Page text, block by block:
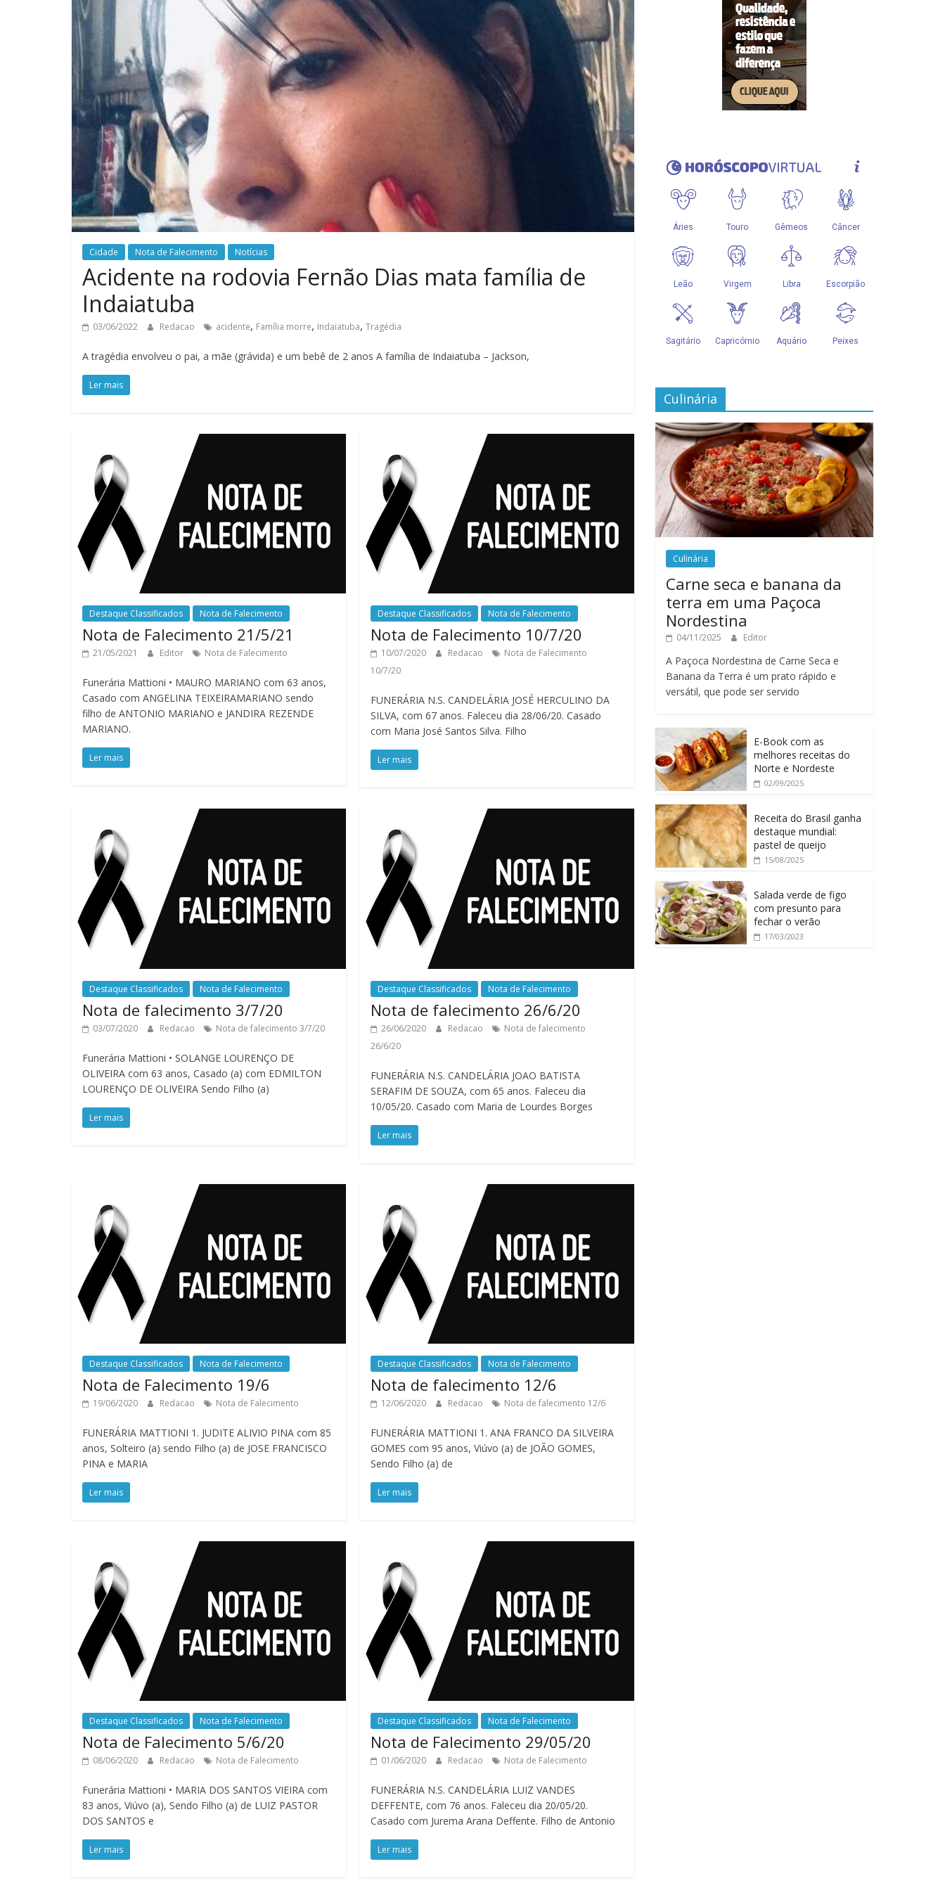
Cidade Nota de Falecimento Notícias
Acidente na rodovia Fernão Dias mata família de
Indaiatuba
03/06/2022 Redacao acidente, Família morre, Indaiatuba, Tragédia
A tragédia envolveu o pai, a mãe (grávida) e um bebê de 2 anos A família de Indaiatuba – Jackson,
Ler mais
Destaque Classificados Nota de Falecimento
Nota de Falecimento 21/5/21
21/05/2021 Editor Nota de Falecimento
Funerária Mattioni • MAURO MARIANO com 63 anos,
Casado com ANGELINA TEIXEIRAMARIANO sendo
filho de ANTONIO MARIANO e JANDIRA REZENDE
MARIANO.
Ler mais
Destaque Classificados Nota de Falecimento
Nota de Falecimento 10/7/20
10/07/2020 Redacao
Nota de Falecimento
10/7/20
FUNERÁRIA N.S. CANDELÁRIA JOSÉ HERCULINO DA
SILVA, com 67 anos. Faleceu dia 28/06/20. Casado
com Maria José Santos Silva. Filho
Ler mais
Destaque Classificados Nota de Falecimento
Nota de falecimento 3/7/20
03/07/2020 Redacao Nota de falecimento 3/7/20
Funerária Mattioni • SOLANGE LOURENÇO DE
OLIVEIRA com 63 anos, Casado (a) com EDMILTON
LOURENÇO DE OLIVEIRA Sendo Filho (a)
Ler mais
Destaque Classificados Nota de Falecimento
Nota de falecimento 26/6/20
26/06/2020 Redacao
Nota de falecimento
26/6/20
FUNERÁRIA N.S. CANDELÁRIA JOAO BATISTA
SERAFIM DE SOUZA, com 65 anos. Faleceu dia
10/05/20. Casado com Maria de Lourdes Borges
Ler mais
Destaque Classificados Nota de Falecimento
Nota de Falecimento 19/6
19/06/2020 Redacao Nota de Falecimento
FUNERÁRIA MATTIONI 1. JUDITE ALIVIO PINA com 85
anos, Solteiro (a) sendo Filho (a) de JOSE FRANCISCO
PINA e MARIA
Ler mais
Destaque Classificados Nota de Falecimento
Nota de falecimento 12/6
12/06/2020 Redacao Nota de falecimento 12/6
FUNERÁRIA MATTIONI 1. ANA FRANCO DA SILVEIRA
GOMES com 95 anos, Viúvo (a) de JOÃO GOMES,
Sendo Filho (a) de
Ler mais
Destaque Classificados Nota de Falecimento
Nota de Falecimento 5/6/20
08/06/2020 Redacao Nota de Falecimento
Funerária Mattioni • MARIA DOS SANTOS VIEIRA com
83 anos, Viúvo (a), Sendo Filho (a) de LUIZ PASTOR
DOS SANTOS e
Ler mais
Destaque Classificados Nota de Falecimento
Nota de Falecimento 29/05/20
01/06/2020 Redacao Nota de Falecimento
FUNERÁRIA N.S. CANDELÁRIA LUIZ VANDES
DEFFENTE, com 76 anos. Faleceu dia 20/05/20.
Casado com Jurema Arana Deffente. Filho de Antonio
Ler mais
Culinária
Culinária
Carne seca e banana da
terra em uma Paçoca
Nordestina
04/11/2025 Editor
A Paçoca Nordestina de Carne Seca e
Banana da Terra é um prato rápido e
versátil, que pode ser servido
E-Book com as
melhores receitas do
Norte e Nordeste
02/09/2025
Receita do Brasil ganha
destaque mundial:
pastel de queijo
15/08/2025
Salada verde de figo
com presunto para
fechar o verão
17/03/2023